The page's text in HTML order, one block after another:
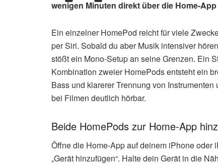
wenigen Minuten direkt über die Home-
Ein einzelner HomePod reicht für viele
per Siri. Sobald du aber Musik intensiver
stößt ein Mono-Setup an seine Grenzen. Ein
Kombination zweier HomePods entsteht ein
Bass und klarerer Trennung von
bei Filmen deutlich hörbar.
Beide HomePods zur Home-App
Öffne die Home-App auf deinem iPhone
„Gerät hinzufügen“. Halte dein Gerät in die